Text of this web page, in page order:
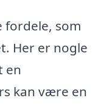
fordele, som
Her er nogle
en
kan være en